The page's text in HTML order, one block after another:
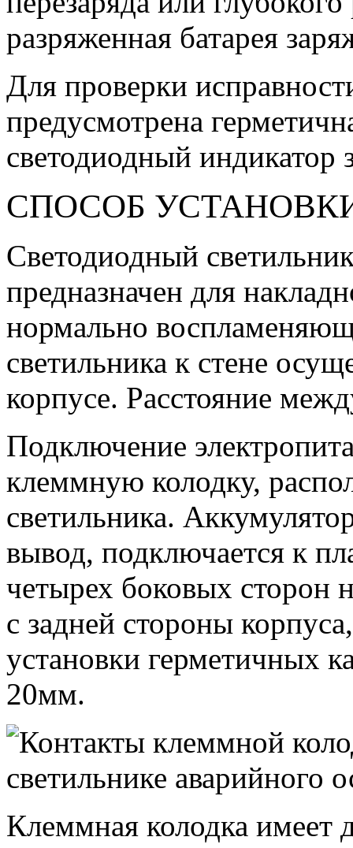
разряженная батарея
Для проверки
предусмотрена
светодиодный индикатор
СПОСОБ
Светодиодный
предназначен для
нормально
светильника к стене
корпусе. Расстояние
Подключение
клеммную колодку,
светильника.
вывод, подключается к
четырех боковых сторон
с задней стороны
установки герметичных
20мм.
Клеммная колодка имеет